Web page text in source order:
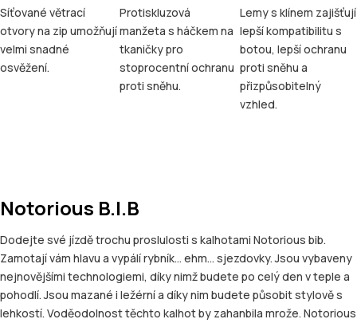
Síťované větrací
otvory na zip umožňují
velmi snadné
osvěžení.
Protiskluzová
manžeta s háčkem na
tkaničky pro
stoprocentní ochranu
proti sněhu.
Lemy s klínem zajišťují
lepší kompatibilitu s
botou, lepší ochranu
proti sněhu a
přizpůsobitelný
vzhled.
Notorious B.I.B
Dodejte své jízdě trochu proslulosti s kalhotami Notorious bib.
Zamotají vám hlavu a vypálí rybník… ehm… sjezdovky. Jsou vybaveny
nejnovějšími technologiemi, díky nimž budete po celý den v teple a
pohodlí. Jsou mazané i ležérní a díky nim budete působit stylově s
lehkostí. Voděodolnost těchto kalhot by zahanbila mrože. Notorious